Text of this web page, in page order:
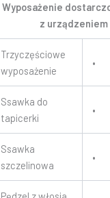
Wyposażenie
z urządzeniem
Trzyczęściowe
wyposażenie
•
Ssawka do
tapicerki
•
Ssawka
szczelinowa
•